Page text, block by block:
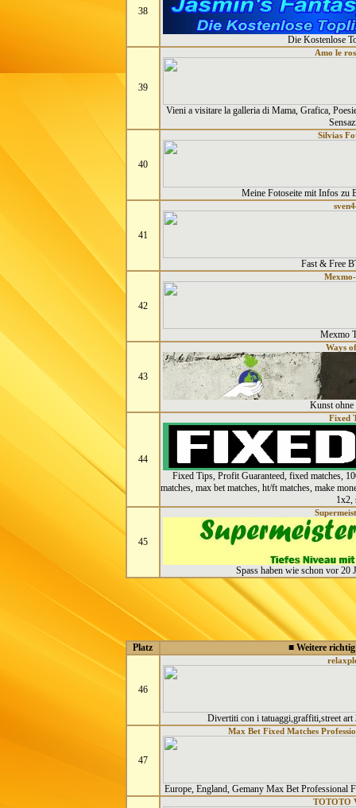
38
Die Kostenlose
39
Amo le
Vieni a visitare la galleria di Mama, Grafica,
40
Silvias
Meine Fotoseite mit Infos zu
41
Fast & Free
42
Mexmo
43
Ways
Kunst ohne
44
Fixed
Fixed Tips, Profit Guaranteed, fixed matches,
matches, max bet matches, ht/ft matches, make
1x2,
45
Spass haben wie schon vor 20
Platz ■ Weitere
46
Divertiti con i tatuaggi,graffiti,street art
47
Max Bet Fixed Matches
Europe, England, Gemany Max Bet Professional
TOTOTO